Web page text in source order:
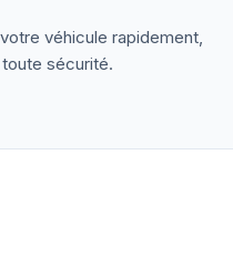
véhicule rapidement,
sécurité.